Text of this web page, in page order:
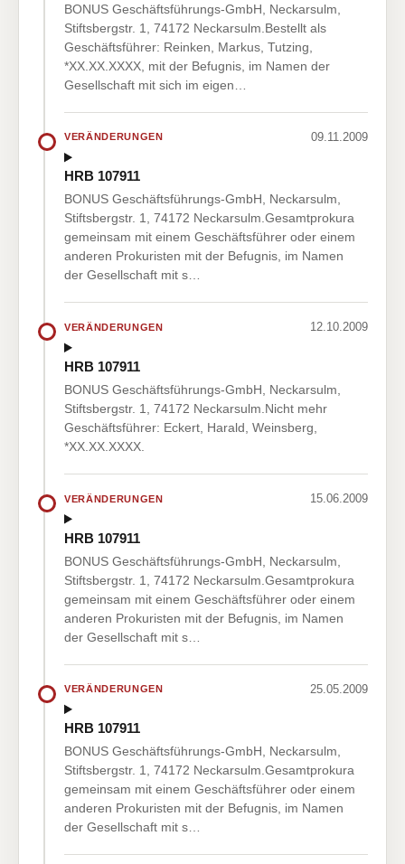
BONUS Geschäftsführungs-GmbH, Neckarsulm,
Stiftsbergstr. 1, 74172 Neckarsulm.Bestellt als
Geschäftsführer: Reinken, Markus, Tutzing,
*XX.XX.XXXX, mit der Befugnis, im Namen der
Gesellschaft mit sich im eigen…
VERÄNDERUNGEN 09.11.2009
HRB 107911
BONUS Geschäftsführungs-GmbH, Neckarsulm,
Stiftsbergstr. 1, 74172 Neckarsulm.Gesamtprokura
gemeinsam mit einem Geschäftsführer oder einem
anderen Prokuristen mit der Befugnis, im Namen
der Gesellschaft mit s…
VERÄNDERUNGEN 12.10.2009
HRB 107911
BONUS Geschäftsführungs-GmbH, Neckarsulm,
Stiftsbergstr. 1, 74172 Neckarsulm.Nicht mehr
Geschäftsführer: Eckert, Harald, Weinsberg,
*XX.XX.XXXX.
VERÄNDERUNGEN 15.06.2009
HRB 107911
BONUS Geschäftsführungs-GmbH, Neckarsulm,
Stiftsbergstr. 1, 74172 Neckarsulm.Gesamtprokura
gemeinsam mit einem Geschäftsführer oder einem
anderen Prokuristen mit der Befugnis, im Namen
der Gesellschaft mit s…
VERÄNDERUNGEN 25.05.2009
HRB 107911
BONUS Geschäftsführungs-GmbH, Neckarsulm,
Stiftsbergstr. 1, 74172 Neckarsulm.Gesamtprokura
gemeinsam mit einem Geschäftsführer oder einem
anderen Prokuristen mit der Befugnis, im Namen
der Gesellschaft mit s…